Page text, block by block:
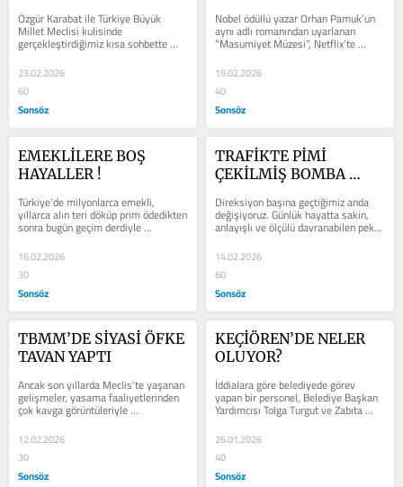
Özgür Karabat ile Türkiye Büyük
Millet Meclisi kulisinde
gerçekleştirdiğimiz kısa sohbette
gündem ekonomiydi. Türkiye’nin
ekonomik ve...
23.02.2026
60
Sonsöz
Nobel ödüllü yazar Orhan Pamuk’un
aynı adlı romanından uyarlanan
“Masumiyet Müzesi”, Netflix’te
yayınlanmasının ardından kısa...
19.02.2026
40
Sonsöz
EMEKLİLERE BOŞ
HAYALLER !
Türkiye’de milyonlarca emekli,
yıllarca alın teri döküp prim ödedikten
sonra bugün geçim derdiyle
boğuşuyor. İktidar ise sorunun...
16.02.2026
30
Sonsöz
TRAFİKTE PİMİ
ÇEKİLMİŞ BOMBA
Direksiyon başına geçtiğimiz anda
değişiyoruz. Günlük hayatta sakin,
anlayışlı ve ölçülü davranabilen pek
çok insan, trafiğe...
14.02.2026
60
Sonsöz
TBMM’DE SİYASİ ÖFKE
TAVAN YAPTI
Ancak son yıllarda Meclis’te yaşanan
gelişmeler, yasama faaliyetlerinden
çok kavga görüntüleriyle
kamuoyunun gündemine geliyor.
Sözlü...
12.02.2026
30
Sonsöz
KEÇİÖREN’DE NELER
OLUYOR?
İddialara göre belediyede görev
yapan bir personel, Belediye Başkan
Yardımcısı Tolga Turgut ve Zabıta
Müdürü’nün de adının geçtiği...
26.01.2026
40
Sonsöz